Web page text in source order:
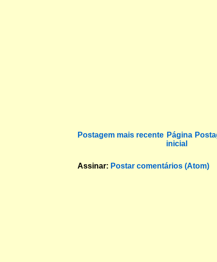
Postagem mais recente Página
inicial
Assinar: Postar comentários (Atom)